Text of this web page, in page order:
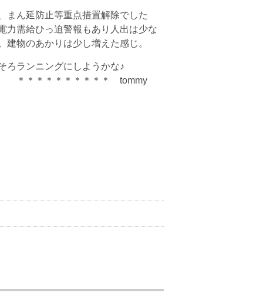
まん延防止等重点措置解除でした
力需給ひっ迫警報もあり人出は少な
建物のあかりは少し増えた感じ。
ろランニングにしようかな♪
＊＊＊＊＊＊＊＊ tommy